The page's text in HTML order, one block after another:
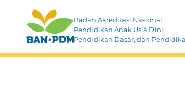
Badan Akreditasi Nasional
Pendidikan Anak Usia Dini,
Pendidikan Dasar, dan